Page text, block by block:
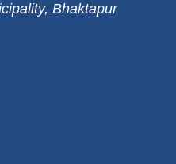
Bhaktapur